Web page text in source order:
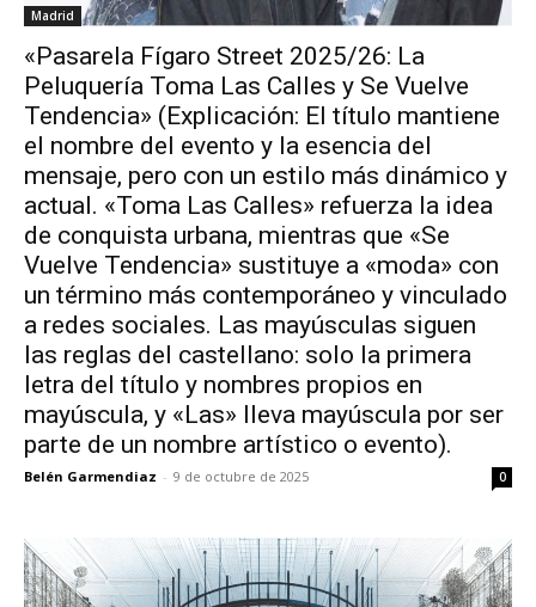
Madrid
«Pasarela Fígaro Street 2025/26: La
Peluquería Toma Las Calles y Se Vuelve
Tendencia» (Explicación: El título mantiene
el nombre del evento y la esencia del
mensaje, pero con un estilo más dinámico y
actual. «Toma Las Calles» refuerza la idea
de conquista urbana, mientras que «Se
Vuelve Tendencia» sustituye a «moda» con
un término más contemporáneo y vinculado
a redes sociales. Las mayúsculas siguen
las reglas del castellano: solo la primera
letra del título y nombres propios en
mayúscula, y «Las» lleva mayúscula por ser
parte de un nombre artístico o evento).
Belén Garmendiaz - 9 de octubre de 2025 0